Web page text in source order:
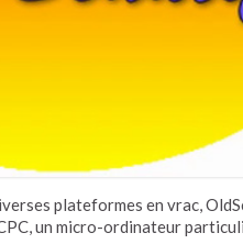
plateformes en vrac,
un micro-ordinateur